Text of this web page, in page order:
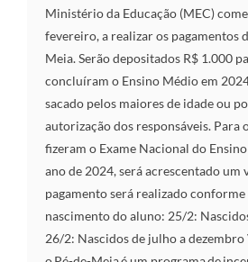
Ministério da Educação (MEC)
fevereiro, a realizar os pagamentos
Meia. Serão depositados R$ 1.000
concluíram o Ensino Médio em
sacado pelos maiores de idade ou
autorização dos responsáveis. Para
fizeram o Exame Nacional do
ano de 2024, será acrescentado um
pagamento será realizado conforme
nascimento do aluno: 25/2:
26/2: Nascidos de julho a